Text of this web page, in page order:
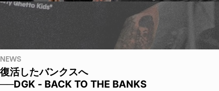
NEWS
復活したバンクスへ
──DGK - BACK TO THE BANKS